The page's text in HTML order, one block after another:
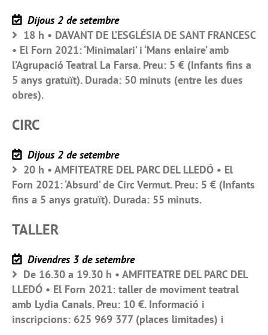
Dijous 2 de setembre
18 h • DAVANT DE L’ESGLÉSIA DE SANT FRANCESC
• El Forn 2021: ‘Minimalari’ i ‘Mans enlaire’ amb
l’Agrupació Teatral La Farsa. Preu: 5 € (Infants fins a
5 anys gratuït). Durada: 50 minuts (entre les dues
obres).
CIRC
Dijous 2 de setembre
20 h • AMFITEATRE DEL PARC DEL LLEDÓ • El
Forn 2021: ‘Absurd’ de Circ Vermut. Preu: 5 € (Infants
fins a 5 anys gratuït). Durada: 55 minuts.
TALLER
Divendres 3 de setembre
De 16.30 a 19.30 h • AMFITEATRE DEL PARC DEL
LLEDÓ • El Forn 2021: taller de moviment teatral
amb Lydia Canals. Preu: 10 €. Informació i
inscripcions: 625 969 377 (places limitades) i